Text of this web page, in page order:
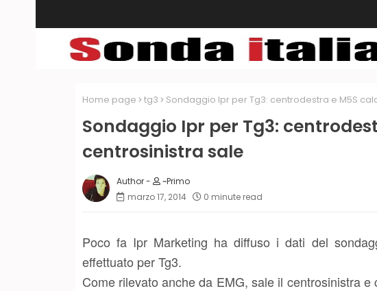
Home page tg3 Sondaggio Ipr per Tg3: centrodestra e M5S
Sondaggio Ipr per Tg3:
centrosinistra sale
~Primo
marzo 17, 2014
0 minute read
Poco fa Ipr Marketing ha diffuso i dati del
effettuato per Tg3.
Come rilevato anche da EMG, sale il centrosinistra